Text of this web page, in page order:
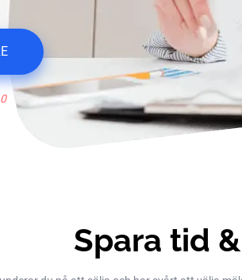
Spara tid